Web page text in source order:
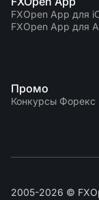
FXOpen App для
FXOpen App для
Промо
Конкурсы Форекс
2005-2026 ©